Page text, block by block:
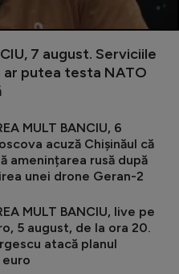
7 august. Serviciile
ar putea testa NATO
MULT BANCIU, 6
acuză Chișinăul că
amenințarea rusă după
unei drone Geran-2
MULT BANCIU, live pe
5 august, de la ora 20.
atacă planul
euro